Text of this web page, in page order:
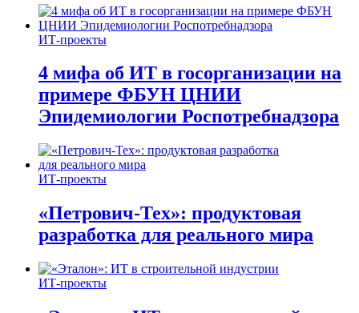
ИТ-проекты
4 мифа об ИТ в госорганизации на
примере ФБУН ЦНИИ
Эпидемиологии Роспотребнадзора
ИТ-проекты
«Петрович-Тех»: продуктовая
разработка для реального мира
ИТ-проекты